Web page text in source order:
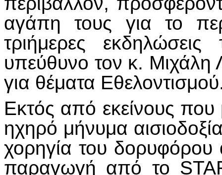
αγάπη τους για το
τριήμερες
υπεύθυνο τον κ.
για θέματα
Εκτός από εκείνους
ηχηρό μήνυμα
χορηγία του
παραγωγή από το